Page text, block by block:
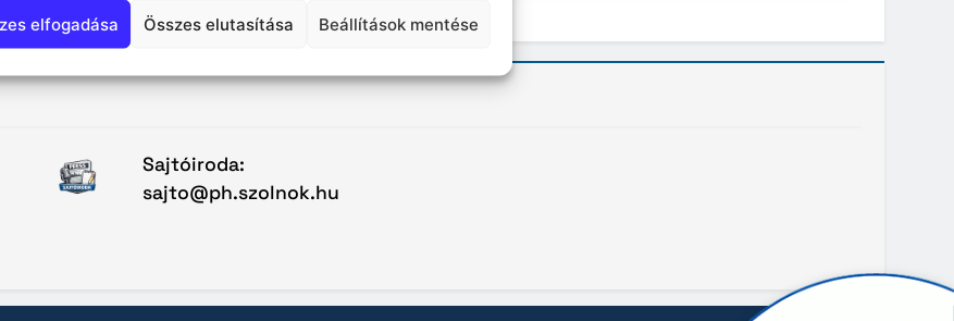
elfogadása Összes elutasítása Beállítások mentése
Sajtóiroda:
sajto@ph.szolnok.hu